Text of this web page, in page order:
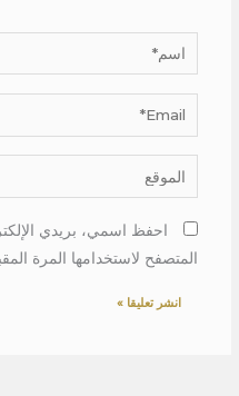
اسم*
Email*
الموقع
احفظ اسمي، بريدي
المتصفح لاستخدامها المرة